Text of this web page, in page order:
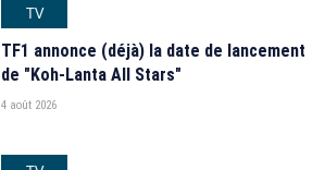
TV
TF1 annonce (déjà) la date de lancement
de "Koh-Lanta All Stars"
4 août 2026